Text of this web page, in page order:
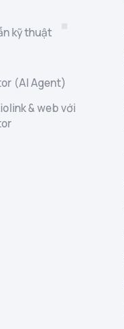
kỹ thuật
(AI Agent)
& web với